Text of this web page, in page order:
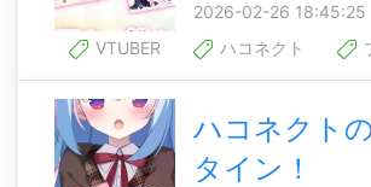
2026-02-26 18:45:25
VTUBER
ハコネクト
ハコネクト
タイン！